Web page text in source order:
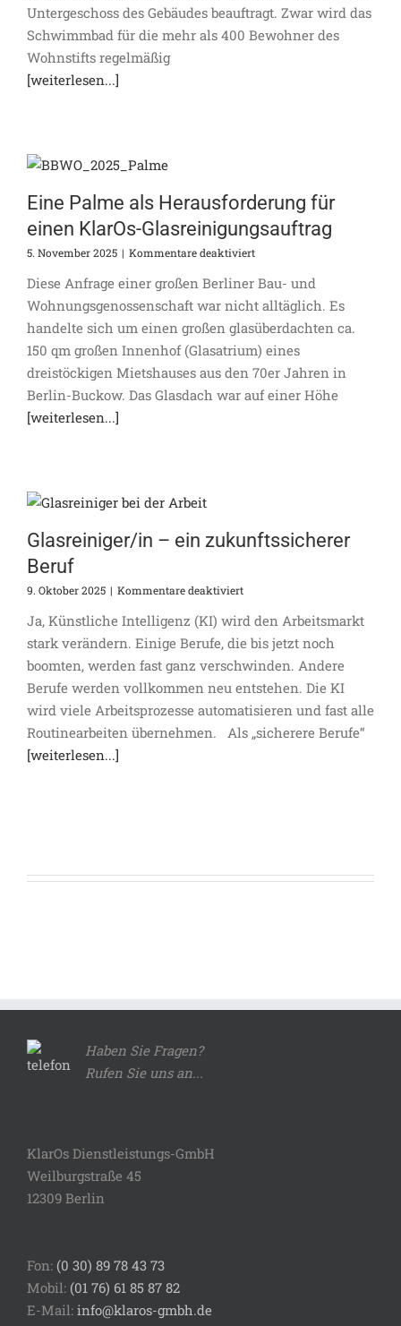
Untergeschoss des Gebäudes beauftragt. Zwar wird das
Schwimmbad für die mehr als 400 Bewohner des
Wohnstifts regelmäßig
[weiterlesen...]
Eine Palme als Herausforderung für
einen KlarOs-Glasreinigungsauftrag
5. November 2025 | Kommentare deaktiviertfür
Palme
als
Herausforderung
für
einen
Glasreinigungsauftrag
Diese Anfrage einer großen Berliner Bau- und
Wohnungsgenossenschaft war nicht alltäglich. Es
handelte sich um einen großen glasüberdachten ca.
150 qm großen Innenhof (Glasatrium) eines
dreistöckigen Mietshauses aus den 70er Jahren in
Berlin-Buckow. Das Glasdach war auf einer Höhe
[weiterlesen...]
Glasreiniger/in – ein zukunftssicherer
Beruf
9. Oktober 2025 | Kommentare deaktiviertfür
–
ein
zukunftssicherer
Beruf
Ja, Künstliche Intelligenz (KI) wird den Arbeitsmarkt
stark verändern. Einige Berufe, die bis jetzt noch
boomten, werden fast ganz verschwinden. Andere
Berufe werden vollkommen neu entstehen. Die KI
wird viele Arbeitsprozesse automatisieren und fast alle
Routinearbeiten übernehmen. Als „sicherere Berufe“
[weiterlesen...]
Haben Sie Fragen?
Rufen Sie uns an...
KlarOs Dienstleistungs-GmbH
Weilburgstraße 45
12309 Berlin
Fon: (0 30) 89 78 43 73
Mobil: (01 76) 61 85 87 82
E-Mail: info@klaros-gmbh.de